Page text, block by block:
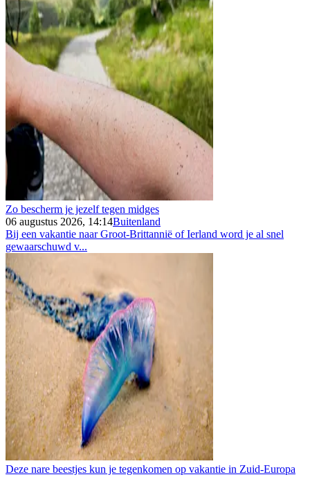
Zo bescherm je jezelf tegen midges
06 augustus 2026, 14:14Buitenland
Bij een vakantie naar Groot-Brittannië of Ierland word je al snel
gewaarschuwd v...
Deze nare beestjes kun je tegenkomen op vakantie in Zuid-Europa